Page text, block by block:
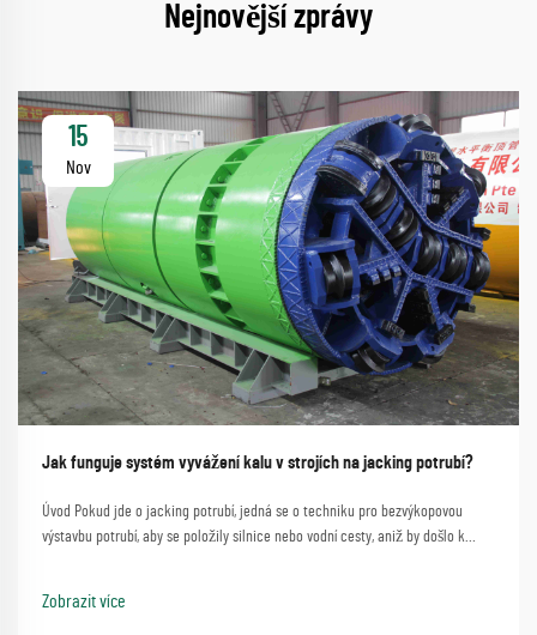
Nejnovější zprávy
15
Nov
Jak funguje systém vyvážení kalu v strojích na jacking potrubí?
Úvod Pokud jde o jacking potrubí, jedná se o techniku pro bezvýkopovou
výstavbu potrubí, aby se položily silnice nebo vodní cesty, aniž by došlo k
Zobrazit více